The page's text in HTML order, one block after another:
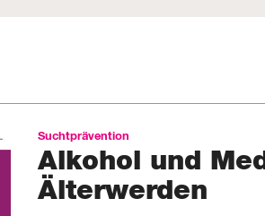
Sucht­prävention
Alkohol und
Älterwerden